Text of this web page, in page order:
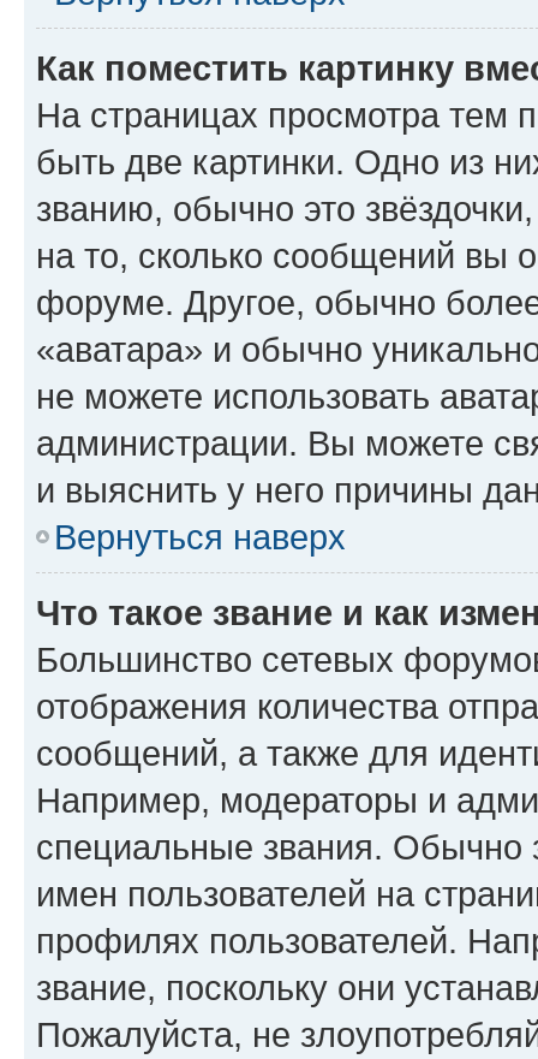
Как поместить картинку
На страницах просмотра тем
быть две картинки. Одно из
званию, обычно это
на то, сколько сообщений вы
форуме. Другое, обычно
«аватара» и обычно
не можете использовать
администрации. Вы можете
и выяснить у него причины
Вернуться наверх
Что такое звание и как
Большинство сетевых
отображения количества
сообщений, а также для
Например, модераторы и
специальные звания. Обычно
имен пользователей на
профилях пользователей.
звание, поскольку они
Пожалуйста, не